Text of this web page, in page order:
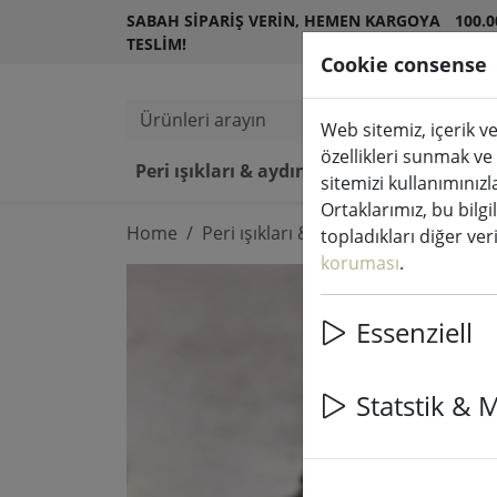
SABAH SIPARIŞ VERIN, HEMEN KARGOYA
TESLIM!
Ürünleri arayın
Peri ışıkları & aydınlatma LED
Home Peri ışıkları & aydınlatma Peri
Cookie consense
Web sitemiz, içerik
özellikleri sunmak
sitemizi
Ortaklarımız, bu
topladıkları diğer
koruması.
Essenziell
Statstik &